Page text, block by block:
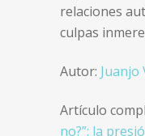
relaciones
culpas
Autor: Juanjo
Artículo
no?”: la